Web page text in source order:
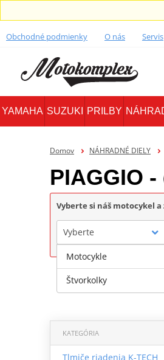
Obchodné podmienky O nás Servis
YAMAHA SUZUKI PRILBY
Domov NÁHRADNÉ DIELY
PIAGGIO
Vyberte si náš motocykel
Vyberte
KATEGÓRIA
Tlmiče riadenia K-TECH
Motocykle
Štvorkolky